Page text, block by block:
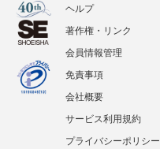
ヘルプ
著作権・リンク
会員情報管理
免責事項
会社概要
サービス利用規約
プライバシーポリシー